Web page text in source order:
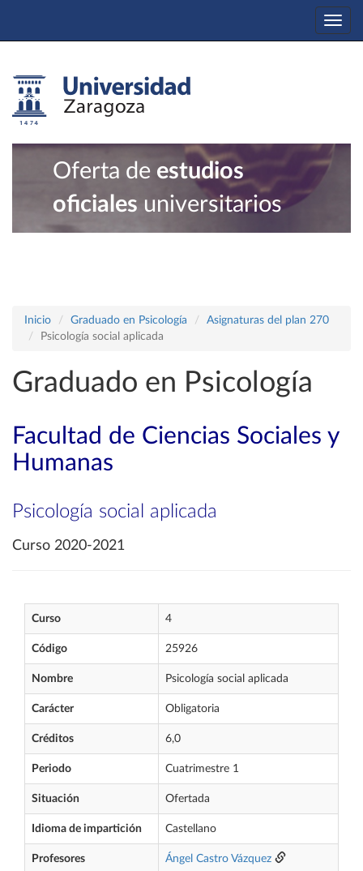
Oferta de estudios
oficiales universitarios
Inicio Graduado en Psicología
Asignaturas del plan 270
Psicología social aplicada
Graduado en Psicología
Facultad de Ciencias Sociales y
Humanas
Psicología social aplicada
Curso 2020-2021
Curso 4
Código 25926
Nombre Psicología social aplicada
Carácter Obligatoria
Créditos 6,0
Periodo Cuatrimestre 1
Situación Ofertada
Idioma de impartición Castellano
Profesores Ángel Castro Vázquez